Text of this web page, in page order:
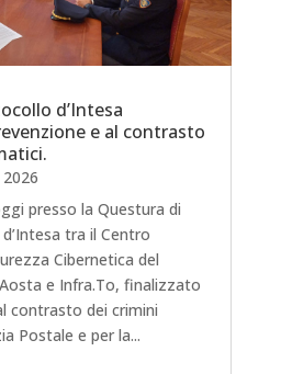
d’Intesa
e al contrasto
presso la Questura di
tra il Centro
Cibernetica del
e Infra.To, finalizzato
contrasto dei crimini
Postale e per la...